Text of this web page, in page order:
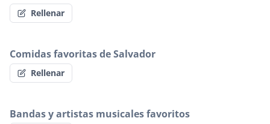
Rellenar
Comidas favoritas de Salvador
Rellenar
Bandas y artistas musicales favoritos